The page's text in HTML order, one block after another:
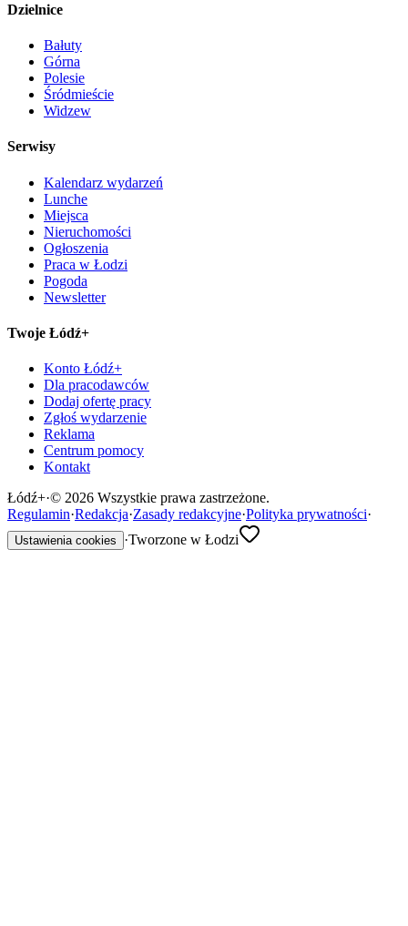
Dzielnice
Bałuty
Górna
Polesie
Śródmieście
Widzew
Serwisy
Kalendarz wydarzeń
Lunche
Miejsca
Nieruchomości
Ogłoszenia
Praca w Łodzi
Pogoda
Newsletter
Twoje Łódź+
Konto Łódź+
Dla pracodawców
Dodaj ofertę pracy
Zgłoś wydarzenie
Reklama
Centrum pomocy
Kontakt
Łódź+·© 2026 Wszystkie prawa zastrzeżone.
Regulamin·Redakcja·Zasady redakcyjne·Polityka prywatności·
Ustawienia cookies ·Tworzone w Łodzi